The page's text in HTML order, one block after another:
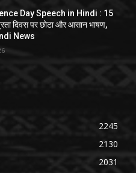
Day Speech in Hindi : 15
दिवस पर छोटा और आसान भाषण,
News
2245
2130
2031